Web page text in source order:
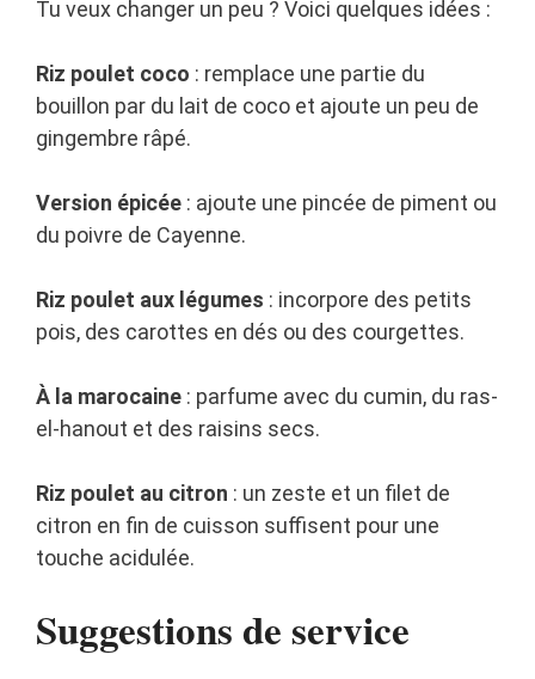
Tu veux changer un peu ? Voici quelques idées :
Riz poulet coco : remplace une partie du
bouillon par du lait de coco et ajoute un peu de
gingembre râpé.
Version épicée : ajoute une pincée de piment ou
du poivre de Cayenne.
Riz poulet aux légumes : incorpore des petits
pois, des carottes en dés ou des courgettes.
À la marocaine : parfume avec du cumin, du ras-
el-hanout et des raisins secs.
Riz poulet au citron : un zeste et un filet de
citron en fin de cuisson suffisent pour une
touche acidulée.
Suggestions de service